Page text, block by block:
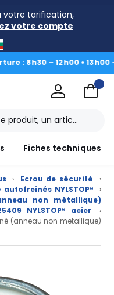
votre tarification,
votre compte
– 12h00 • 13h00 -
Fiches techniques
› Ecrou de sécurité
›
NYLSTOP®
›
non métallique)
NYLSTOP® acier
›
(anneau non metallique)